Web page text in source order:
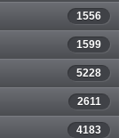
1556
1599
5228
2611
4183